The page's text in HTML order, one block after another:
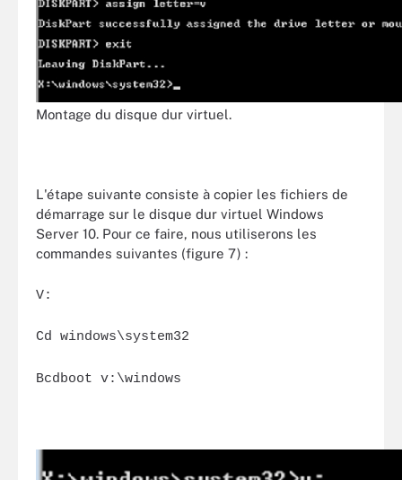
Montage du disque dur virtuel.
L'étape suivante consiste à copier les fichiers de
démarrage sur le disque dur virtuel Windows
Server 10. Pour ce faire, nous utiliserons les
commandes suivantes (figure 7) :
V:
Cd windows\system32
Bcdboot v:\windows